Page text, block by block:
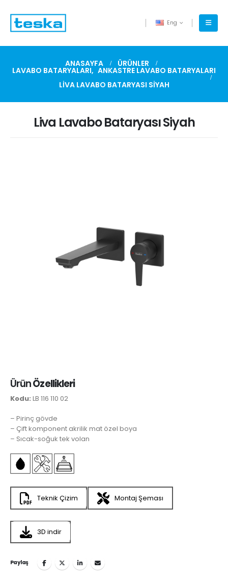
Eng
ANASAYFA ÜRÜNLER
LAVABO BATARYALARI, ANKASTRE LAVABO BATARYALARI
LIVA LAVABO BATARYASI SIYAH
Liva Lavabo Bataryası Siyah
ÜrünÖzellikleri
Kodu: LB 116 110 02
– Pirinç gövde
– Çift komponent akrilik mat özel boya
– Sıcak-soğuk tek volan
Teknik Çizim Montaj Şeması
3D indir
Paylaş